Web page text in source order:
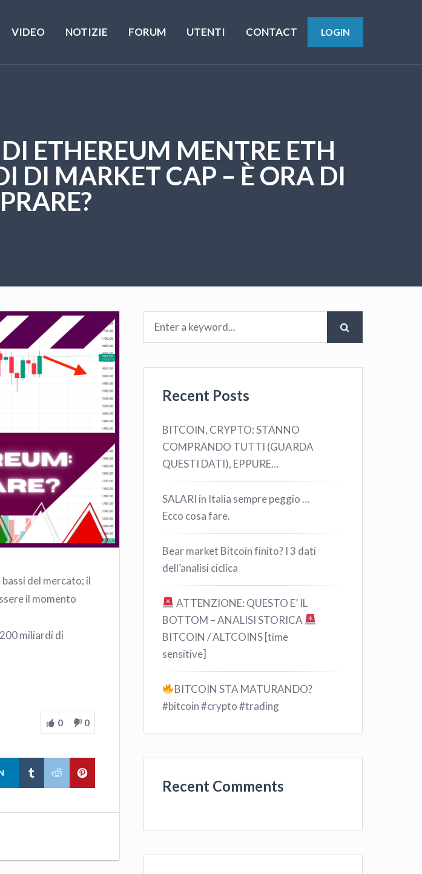
VIDEO NOTIZIE FORUM UTENTI CONTACT LOGIN
ETHEREUM MENTRE ETH
DI MARKET CAP – È ORA DI
del mercato; il
il momento
miliardi di
0 0
Recent Posts
BITCOIN, CRYPTO: STANNO
COMPRANDO TUTTI (GUARDA
QUESTI DATI), EPPURE…
SALARI in Italia sempre peggio …
Ecco cosa fare.
Bear market Bitcoin finito? I 3 dati
dell’analisi ciclica
ATTENZIONE: QUESTO E’ IL
BOTTOM – ANALISI STORICA
BITCOIN / ALTCOINS [time
sensitive]
BITCOIN STA MATURANDO?
#bitcoin #crypto #trading
Recent Comments